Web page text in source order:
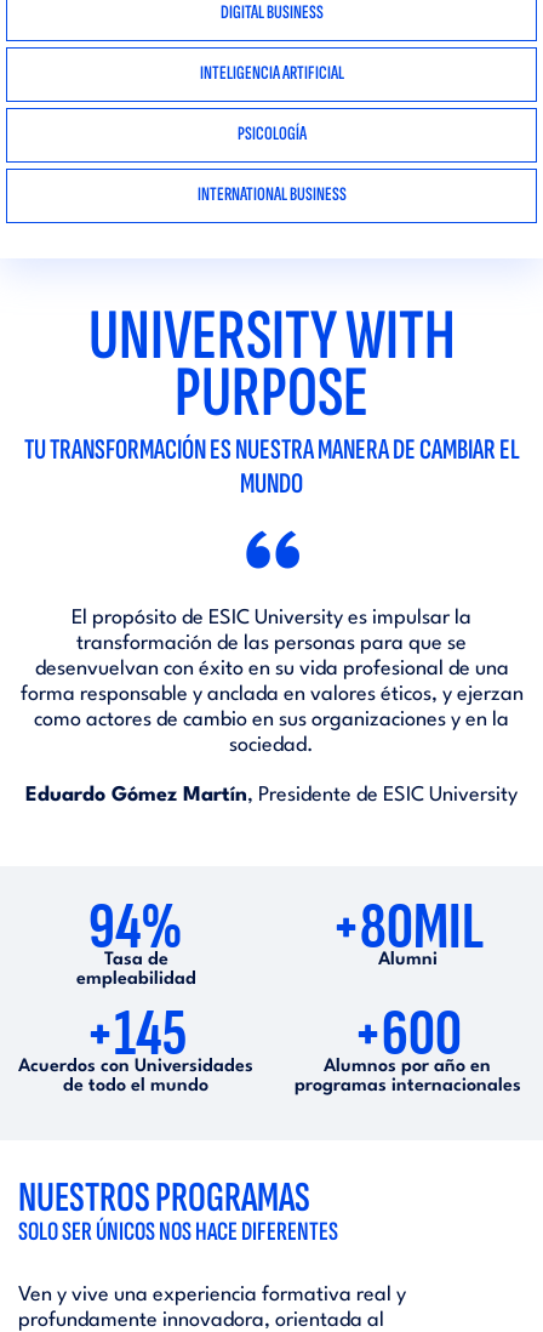
DIGITAL BUSINESS
INTELIGENCIA ARTIFICIAL
PSICOLOGÍA
INTERNATIONAL BUSINESS
UNIVERSITY WITH
PURPOSE
TU TRANSFORMACIÓN ES NUESTRA MANERA DE CAMBIAR EL
MUNDO
“
El propósito de ESIC University es impulsar la
transformación de las personas para que se
desenvuelvan con éxito en su vida profesional de una
forma responsable y anclada en valores éticos, y ejerzan
como actores de cambio en sus organizaciones y en la
sociedad.
Eduardo Gómez Martín, Presidente de ESIC University
94%
Tasa de
empleabilidad
+80MIL
Alumni
+145
Acuerdos con Universidades
de todo el mundo
+600
Alumnos por año en
programas internacionales
NUESTROS PROGRAMAS
SOLO SER ÚNICOS NOS HACE DIFERENTES
Ven y vive una experiencia formativa real y
profundamente innovadora, orientada al